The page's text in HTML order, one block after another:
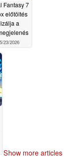
Fantasy 7
előtöltés
a
23/2026
Show more articles